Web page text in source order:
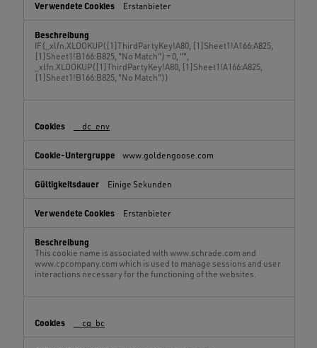
Erstanbieter
IF(_xlfn.XLOOKUP([1]ThirdPartyKey!A80, [1]Sheet1!A166:A825,
[1]Sheet1!B166:B825, "No Match") = 0, "",
_xlfn.XLOOKUP([1]ThirdPartyKey!A80, [1]Sheet1!A166:A825,
[1]Sheet1!B166:B825, "No Match"))
__dc_env
www.goldengoose.com
Einige Sekunden
Erstanbieter
This cookie name is associated with www.schrade.com and
www.cpcompany.com which is used to manage sessions and user
interactions necessary for the functioning of the websites.
__cq_bc